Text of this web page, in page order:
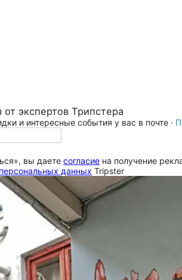
экспертов Трипстера
и интересные события у вас в почте ·
вы даете согласие на получение
данных Tripster